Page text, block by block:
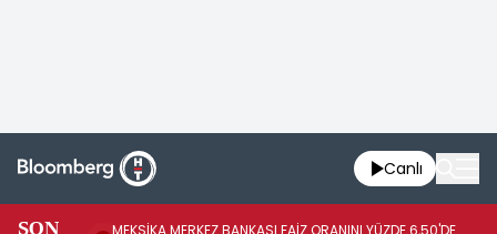
Canlı
SON
MEKSİKA MERKEZ BANKASI FAİZ ORANINI YÜZDE 6,50'DE